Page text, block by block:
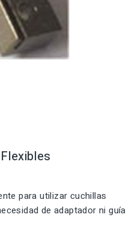
para utilizar cuchillas
de adaptador ni guía